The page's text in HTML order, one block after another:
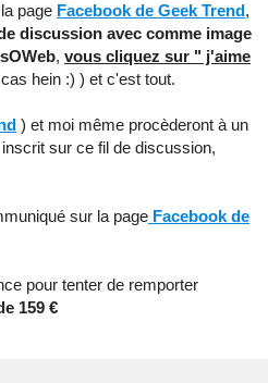
page Facebook de Geek Trend,
discussion avec comme image
, vous cliquez sur " j'aime
hein :) ) et c'est tout.
) et moi même procèderont à un
sur ce fil de discussion,
sur la page Facebook de
pour tenter de remporter
159 €